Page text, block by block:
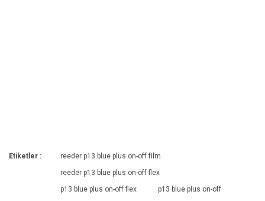
Etiketler :
reeder p13 blue plus on-off film
reeder p13 blue plus on-off flex
p13 blue plus on-off flex
p13 blue plus on-off